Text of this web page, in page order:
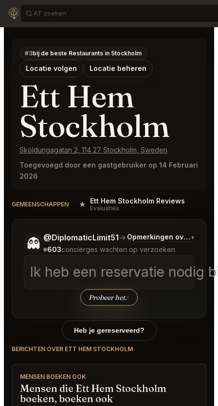
#3bij de beste Restaurants in Stockholm
Locatie volgen Locatie beheren
Ett Hem
Stockholm
Sköldungagatan 2, 114 27 Stockholm, Sweden
Toegevoegd door een gastgebruiker op 14 Februari
2026
GEMEENSCHAPPEN ★ Ett Hem Stockholm Reviews
Evaluaties
👻 @DiplomaticLimit51→ Opmerkingen over▾
603conciërges wachten op verzoeken
Ik heb een reservatie nodig
Probeer het.↑
Vertel me wat je wilt.
Heb je gereserveerd?
BERICHTEN OVER ETT HEM STOCKHOLM
MENSEN BOEKEN OOK
Mensen die Ett Hem Stockholm
boeken, boeken ook